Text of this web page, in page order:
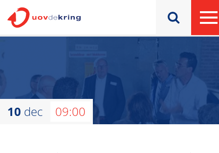
10 dec 09:00